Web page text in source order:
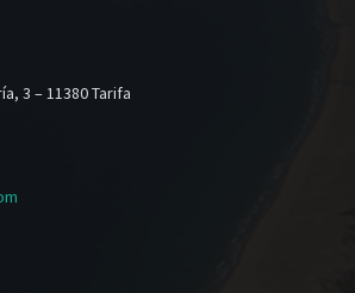
3 – 11380 Tarifa